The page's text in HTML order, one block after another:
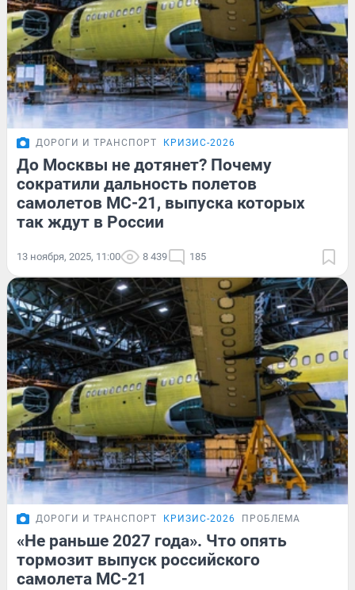
ДОРОГИ И ТРАНСПОРТ КРИЗИС-2026
До Москвы не дотянет? Почему
сократили дальность полетов
самолетов МС-21, выпуска которых
так ждут в России
13 ноября, 2025, 11:00 8 439 185
ДОРОГИ И ТРАНСПОРТ КРИЗИС-2026 ПРОБЛЕМА
«Не раньше 2027 года». Что опять
тормозит выпуск российского
самолета МС-21